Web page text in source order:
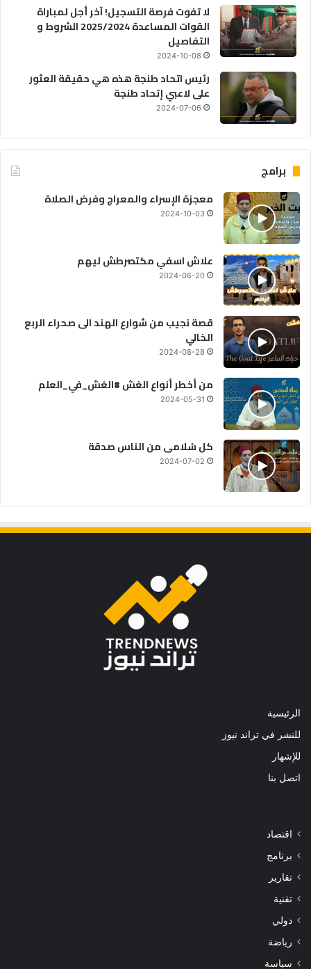
لا تفوت فرصة التسجيل! آخر أجل لمباراة
القوات المساعدة 2025/2024 الشروط و
التفاصيل
2024-10-08
رئيس اتحاد طنجة هذه هي حقيقة العثور
على لاعبي إتحاد طنجة
2024-07-06
برامج
معجزة الإسراء والمعراج وفرض الصلاة
2024-10-03
علاش اسفي مكتصرطش ليهم
2024-06-20
قصة نجيب من شوارع الهند الى صحراء الربع
الخالي
2024-08-28
من أخطر أنواع الغش #الغش_في_العلم
2024-05-31
كل سُلامى من الناس صدقة
2024-07-02
الرئيسية
للنشر في تراند نيوز
للإشهار
اتصل بنا
اقتصاد
برنامج
تقارير
تقنية
دولي
رياضة
سياسة